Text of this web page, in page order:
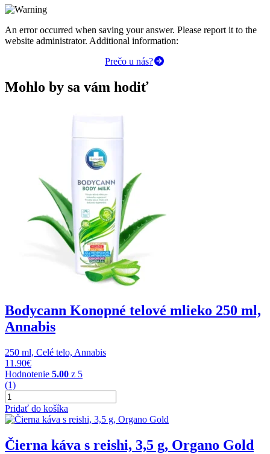
An error occurred when saving your answer. Please report it to the
website administrator. Additional information:
Prečo u nás?
Mohlo by sa vám hodiť
Bodycann Konopné telové mlieko 250 ml,
Annabis
250 ml, Celé telo, Annabis
11.90€
Hodnotenie 5.00 z 5
(1)
množstvo
Bodycann
Konopné
mlieko
250
Pridať do košíka
Čierna káva s reishi, 3,5 g, Organo Gold